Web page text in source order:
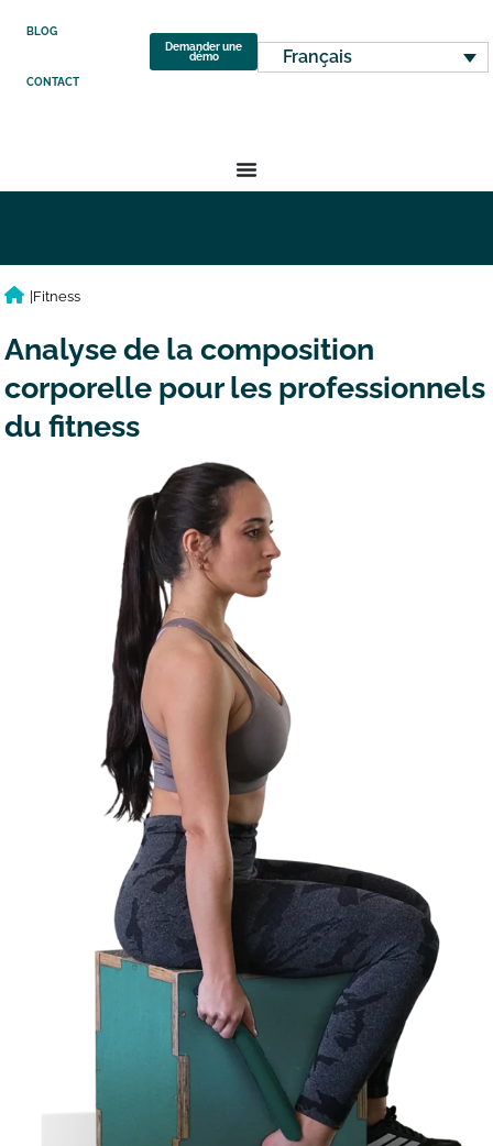
BLOG
CONTACT
Demander une
démo
Français
|Fitness
Analyse de la composition
corporelle pour les professionnels
du fitness